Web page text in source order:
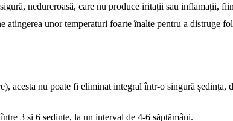
nedureroasă, care nu produce iritații sau inflamații,
unor temperaturi foarte înalte pentru a distruge
acesta nu poate fi eliminat integral într-o singură ședința,
3 și 6 ședințe, la un interval de 4-6 săptămâni.